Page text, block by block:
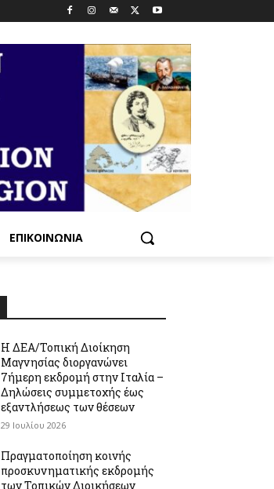
ΕΠΙΚΟΙΝΩΝΊΑ
Η ΔΕΑ/Τοπική Διοίκηση
Μαγνησίας διοργανώνει
7ήμερη εκδρομή στην Ιταλία –
Δηλώσεις συμμετοχής έως
εξαντλήσεως των θέσεων
29 Ιουλίου 2026
Πραγματοποίηση κοινής
προσκυνηματικής εκδρομής
των Τοπικών Διοικήσεων